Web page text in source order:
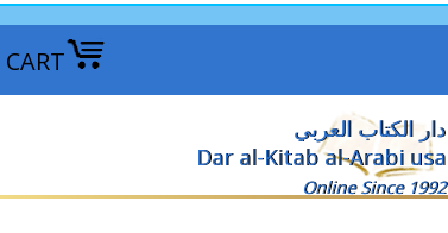
CART
دار الكتاب العربي
Dar al-Kitab al-Arabi usa
Online Since 1992